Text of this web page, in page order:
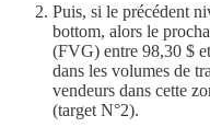
Puis, si le précédent
bottom, alors le
(FVG) entre 98,30 $
dans les volumes de
vendeurs dans cette
(target N°2).